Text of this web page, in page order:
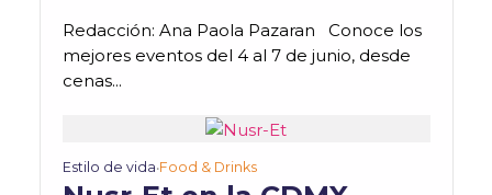
Redacción: Ana Paola Pazaran Conoce los
mejores eventos del 4 al 7 de junio, desde
cenas...
Estilo de vida•Food & Drinks